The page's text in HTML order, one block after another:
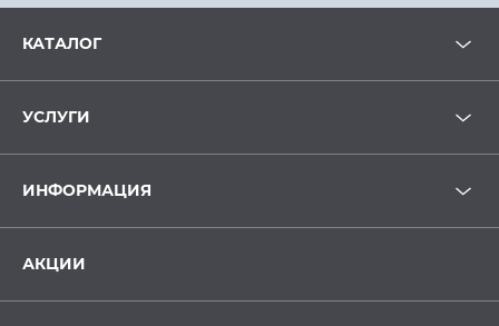
КАТАЛОГ
УСЛУГИ
ИНФОРМАЦИЯ
АКЦИИ